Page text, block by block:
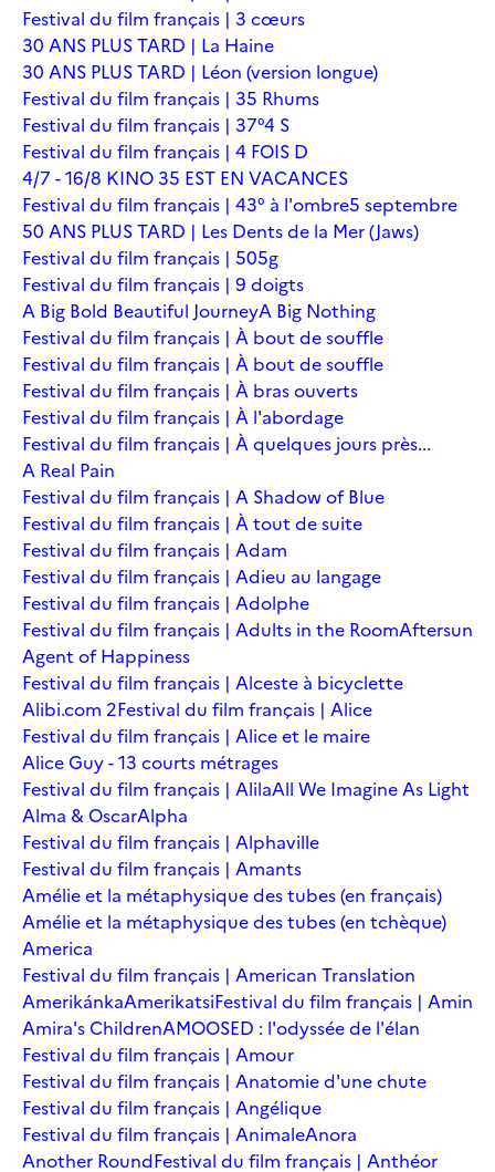
Festival du film français | 3 cœurs
30 ANS PLUS TARD | La Haine
30 ANS PLUS TARD | Léon (version longue)
Festival du film français | 35 Rhums
Festival du film français | 37°4 S
Festival du film français | 4 FOIS D
4/7 - 16/8 KINO 35 EST EN VACANCES
Festival du film français | 43° à l'ombre5 septembre
50 ANS PLUS TARD | Les Dents de la Mer (Jaws)
Festival du film français | 505g
Festival du film français | 9 doigts
A Big Bold Beautiful JourneyA Big Nothing
Festival du film français | À bout de souffle
Festival du film français | À bout de souffle
Festival du film français | À bras ouverts
Festival du film français | À l'abordage
Festival du film français | À quelques jours près...
A Real Pain
Festival du film français | A Shadow of Blue
Festival du film français | À tout de suite
Festival du film français | Adam
Festival du film français | Adieu au langage
Festival du film français | Adolphe
Festival du film français | Adults in the RoomAftersun
Agent of Happiness
Festival du film français | Alceste à bicyclette
Alibi.com 2Festival du film français | Alice
Festival du film français | Alice et le maire
Alice Guy - 13 courts métrages
Festival du film français | AlilaAll We Imagine As Light
Alma & OscarAlpha
Festival du film français | Alphaville
Festival du film français | Amants
Amélie et la métaphysique des tubes (en français)
Amélie et la métaphysique des tubes (en tchèque)
America
Festival du film français | American Translation
AmerikánkaAmerikatsiFestival du film français | Amin
Amira's ChildrenAMOOSED : l'odyssée de l'élan
Festival du film français | Amour
Festival du film français | Anatomie d'une chute
Festival du film français | Angélique
Festival du film français | AnimaleAnora
Another RoundFestival du film français | Anthéor